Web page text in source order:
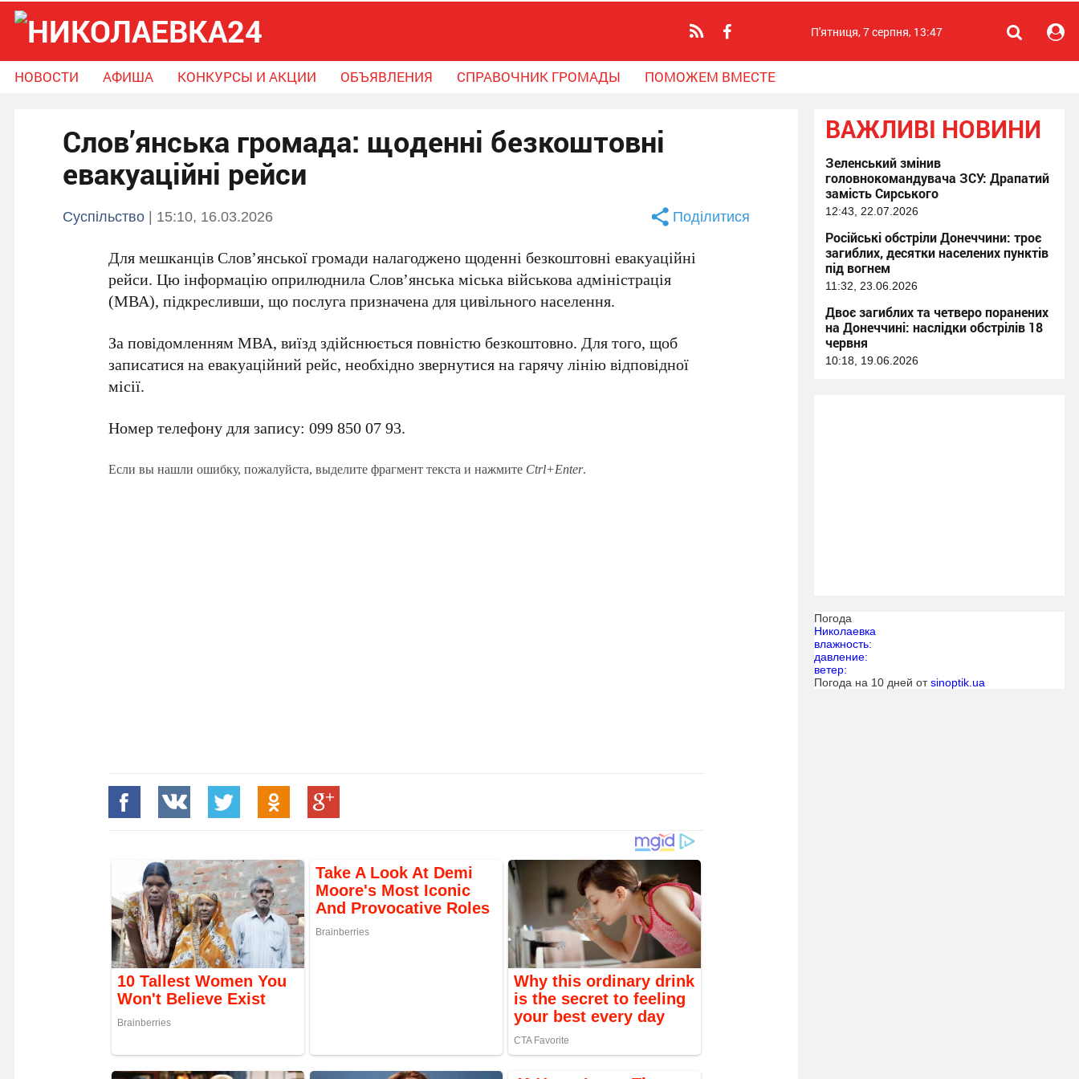
П'ятниця, 7 серпня, 13:47
НОВОСТИ АФИША КОНКУРСЫ И АКЦИИ ОБЪЯВЛЕНИЯ СПРАВОЧНИК ГРОМАДЫ ПОМОЖЕМ ВМЕСТЕ
Объявления
Справочник громады
Слов’янська громада: щоденні безкоштовні
евакуаційні рейси
Суспільство | 15:10, 16.03.2026 Поділитися
Для мешканців Слов’янської громади налагодженощоденні безкоштовні евакуаційні
рейси. Цю інформацію оприлюднила Слов’янська міська військова адміністрація
(МВА), підкресливши, що послуга призначена для цивільного населення.
За повідомленням МВА, виїзд здійснюється повністю безкоштовно. Для того, щоб
записатися на евакуаційний рейс, необхідно звернутися на гарячу лінію відповідної
місії.
Номер телефону для запису:099 850 07 93.
Если вы нашли ошибку, пожалуйста, выделите фрагмент текста и нажмите Ctrl+Enter.
ВАЖЛИВІ НОВИНИ
Зеленський змінив
головнокомандувача ЗСУ: Драпатий
замість Сирського
12:43, 22.07.2026
Російські обстріли Донеччини: троє
загиблих, десятки населених пунктів
під вогнем
11:32, 23.06.2026
Двоє загиблих та четверо поранених
на Донеччині: наслідки обстрілів 18
червня
10:18, 19.06.2026
Погода
Николаевка
влажность:
давление:
ветер:
Погода на 10 дней отsinoptik.ua